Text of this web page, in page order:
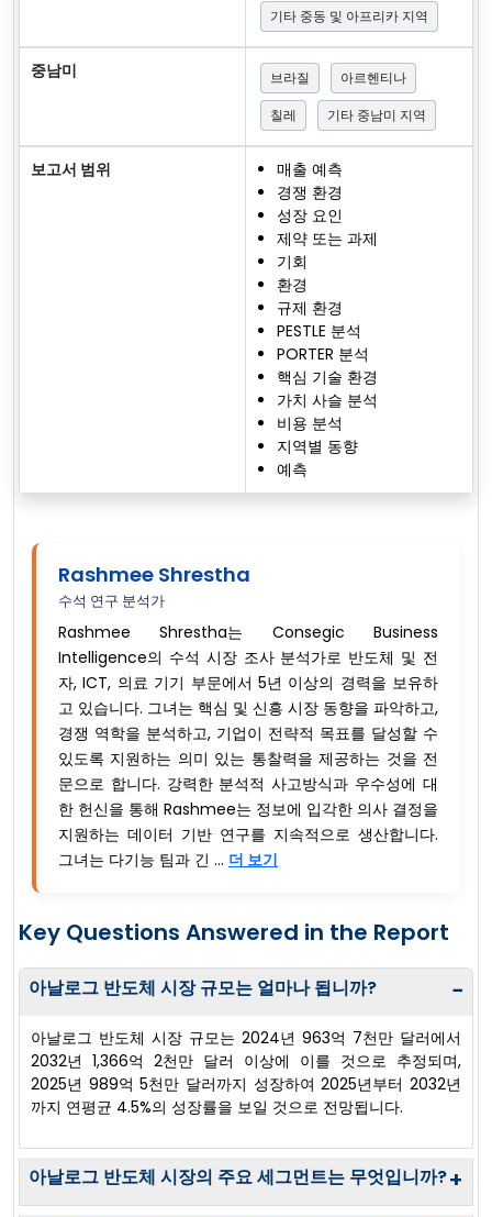
기타 중동 및 아프리카 지역
중남미 브라질
아르헨티나
칠레
기타 중남미 지역
보고서 범위
매출 예측
경쟁 환경
성장 요인
제약 또는 과제
기회
환경
규제 환경
PESTLE 분석
PORTER 분석
핵심 기술 환경
가치 사슬 분석
비용 분석
지역별 동향
예측
Rashmee Shrestha
수석 연구 분석가
Rashmee Shrestha는 Consegic Business
Intelligence의 수석 시장 조사 분석가로 반도체 및 전
자, ICT, 의료 기기 부문에서 5년 이상의 경력을 보유하
고 있습니다. 그녀는 핵심 및 신흥 시장 동향을 파악하고,
경쟁 역학을 분석하고, 기업이 전략적 목표를 달성할 수
있도록 지원하는 의미 있는 통찰력을 제공하는 것을 전
문으로 합니다. 강력한 분석적 사고방식과 우수성에 대
한 헌신을 통해 Rashmee는 정보에 입각한 의사 결정을
지원하는 데이터 기반 연구를 지속적으로 생산합니다.
그녀는 다기능 팀과 긴 ... 더 보기
Key Questions Answered in the Report
아날로그 반도체 시장 규모는 얼마나 됩니까? −
아날로그 반도체 시장 규모는 2024년 963억 7천만 달러에서
2032년 1,366억 2천만 달러 이상에 이를 것으로 추정되며,
2025년 989억 5천만 달러까지 성장하여 2025년부터 2032년
까지 연평균 4.5%의 성장률을 보일 것으로 전망됩니다.
아날로그 반도체 시장의 주요 세그먼트는 무엇입니까?+